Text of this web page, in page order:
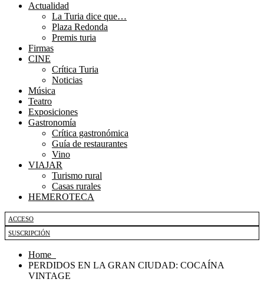
Actualidad
La Turia dice que…
Plaza Redonda
Premis turia
Firmas
CINE
Crítica Turia
Noticias
Música
Teatro
Exposiciones
Gastronomía
Crítica gastronómica
Guía de restaurantes
Vino
VIAJAR
Turismo rural
Casas rurales
HEMEROTECA
ACCESO
SUSCRIPCIÓN
Home
PERDIDOS EN LA GRAN CIUDAD: COCAÍNA
VINTAGE